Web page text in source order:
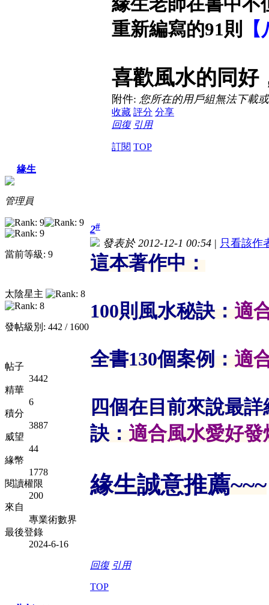
重新編寫的91則
喜歡風水的同好
附件: 您所在的用戶組無法下載
收藏 評分 分享
回復 引用
訂閱 TOP
緣生
管理員
當前等級: 9
太陰星主
發帖級別: 442 / 1600
帖子
3442
精華
6
積分
3887
威望
44
緣幣
1778
閱讀權限
200
來自
專業術數界
最後登錄
2024-6-16
2#
發表於 2012-12-1 00:54 | 只看該作
這本著作中：
100則風水秘訣： 適
全書130個案例： 適
四個在目前來說最
訣： 適合風水愛好發
緣生誠意推薦~~~
回復 引用
TOP